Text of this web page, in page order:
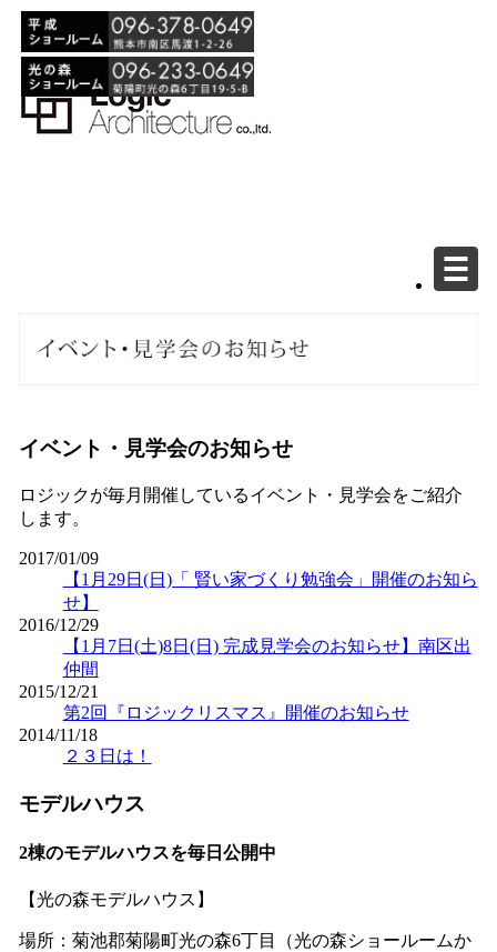
イベント・見学会のお知らせ
ロジックが毎月開催しているイベント・見学会をご紹介
します。
2017/01/09
【1月29日(日)「 賢い家づくり勉強会」開催のお知ら
せ】
2016/12/29
【1月7日(土)8日(日) 完成見学会のお知らせ】南区出
仲間
2015/12/21
第2回『ロジックリスマス』開催のお知らせ
2014/11/18
２３日は！
モデルハウス
2棟のモデルハウスを毎日公開中
【光の森モデルハウス】
場所：菊池郡菊陽町光の森6丁目（光の森ショールームか